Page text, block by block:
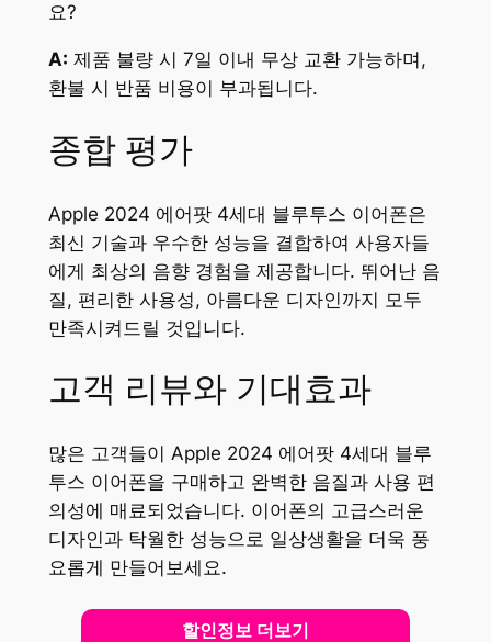
요?
A: 제품 불량 시 7일 이내 무상 교환 가능하며,
환불 시 반품 비용이 부과됩니다.
종합 평가
Apple 2024 에어팟 4세대 블루투스 이어폰은
최신 기술과 우수한 성능을 결합하여 사용자들
에게 최상의 음향 경험을 제공합니다. 뛰어난 음
질, 편리한 사용성, 아름다운 디자인까지 모두
만족시켜드릴 것입니다.
고객 리뷰와 기대효과
많은 고객들이 Apple 2024 에어팟 4세대 블루
투스 이어폰을 구매하고 완벽한 음질과 사용 편
의성에 매료되었습니다. 이어폰의 고급스러운
디자인과 탁월한 성능으로 일상생활을 더욱 풍
요롭게 만들어보세요.
할인정보 더보기